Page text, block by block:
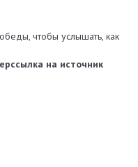
чтобы услышать, как
на источник